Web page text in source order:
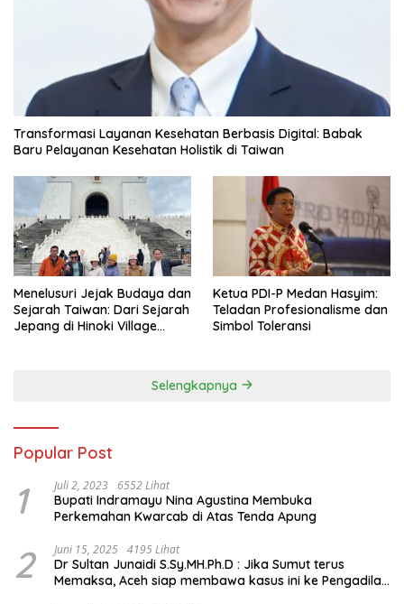
Transformasi Layanan Kesehatan Berbasis Digital: Babak
Baru Pelayanan Kesehatan Holistik di Taiwan
Menelusuri Jejak Budaya dan
Sejarah Taiwan: Dari Sejarah
Jepang di Hinoki Village
Ketua PDI-P Medan Hasyim:
Teladan Profesionalisme dan
Simbol Toleransi
Selengkapnya
Popular Post
1 Juli 2, 2023 6552 Lihat
Bupati Indramayu Nina Agustina Membuka
Perkemahan Kwarcab di Atas Tenda Apung
2 Juni 15, 2025 4195 Lihat
Dr Sultan Junaidi S.Sy.MH.Ph.D : Jika Sumut terus
Memaksa, Aceh siap membawa kasus ini ke Pengadilan